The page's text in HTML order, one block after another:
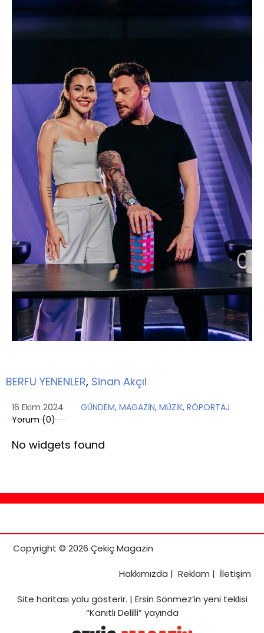
BERFU YENENLER, Sinan Akçıl
16 Ekim 2024 GÜNDEM, MAGAZİN, MÜZİK, RÖPORTAJ
Yorum (0)
No widgets found
Copyright © 2026 Çekiç Magazin
Hakkımızda | Reklam | İletişim
Site haritasıyolu gösterir. | Ersin Sönmez’in yeni teklisi
“Kanıtlı Delilli” yayında